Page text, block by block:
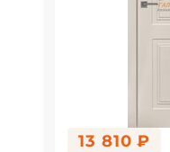
13 810 ₽